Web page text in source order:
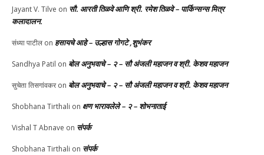
Jayant V. Tilve on सौ. आरती तिळवे आणि श्री. रमेश तिळवे – पार्किन्सन्स मित्र
कलादालन.
संध्या पाटील on हसायचे आहे – उल्हास गोगटे ,शुभंकर
Sandhya Patil on बोल अनुभवाचे – २ – सौ अंजली महाजन व श्री. केशव महाजन
सुचेता तिसगांवकरon बोल अनुभवाचे – २ – सौ अंजली महाजन व श्री. केशव महाजन
Shobhana Tirthali on क्षण भारावलेले – २ – शोभनाताई
Vishal T Abnave on संपर्क
Shobhana Tirthali on संपर्क